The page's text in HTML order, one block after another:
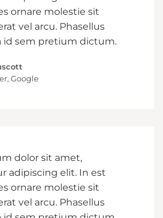
ornare molestie sit
vel arcu. Phasellus
id sem pretium dictum.
Google
dolor sit amet,
adipiscing elit. In est
ornare molestie sit
vel arcu. Phasellus